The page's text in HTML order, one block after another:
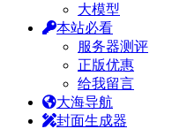
大模型
本站必看
服务器测评
正版优惠
给我留言
大海导航
封面生成器